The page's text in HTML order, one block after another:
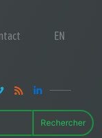
EN
Rechercher